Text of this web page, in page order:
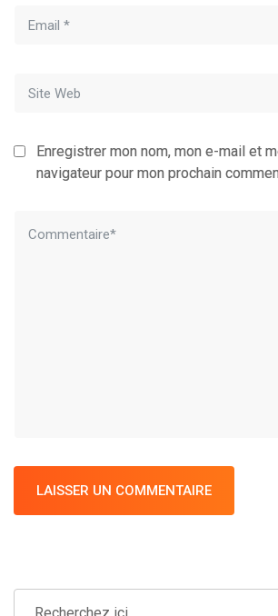
Enregistrer mon nom, mon e-mail et
navigateur pour mon prochain
LAISSER UN COMMENTAIRE